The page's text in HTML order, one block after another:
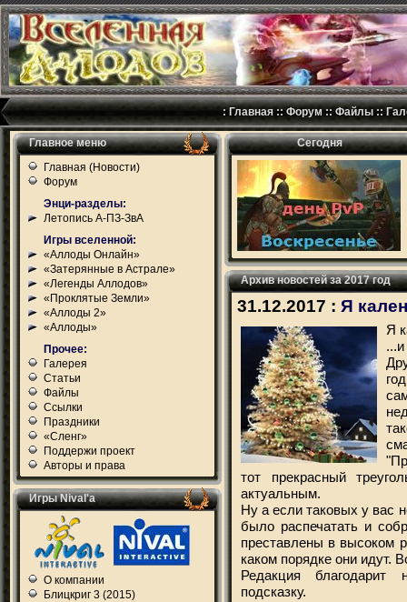
: Главная ::Форум ::Файлы ::
Главное меню
Главная (Новости)
Форум
Энци-разделы:
Летопись А-ПЗ-ЗвА
Игры вселенной:
«Аллоды Онлайн»
«Затерянные в Астрале»
«Легенды Аллодов»
«Проклятые Земли»
«Аллоды 2»
«Аллоды»
Прочее:
Галерея
Статьи
Файлы
Ссылки
Праздники
«Сленг»
Поддержи проект
Авторы и права
Игры Nival'а
О компании
Блицкриг 3 (2015)
Сегодня
Архив новостей за 2017 год
31.12.2017 : Я
Я
тот прекрасный
актуальным.
Ну а если таковых у вас
было распечатать и
преставлены в высоком
каком порядке они идут.
Редакция
подсказку.